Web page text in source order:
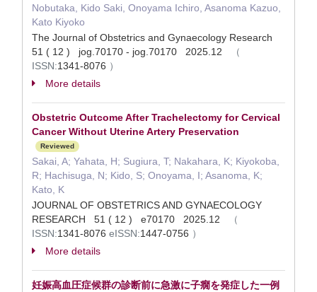
Nobutaka, Kido Saki, Onoyama Ichiro, Asanoma Kazuo,
Kato Kiyoko
The Journal of Obstetrics and Gynaecology Research
51 ( 12 ) jog.70170 - jog.70170 2025.12
（
ISSN:1341-8076 ）
More details
Obstetric Outcome After Trachelectomy for Cervical
Cancer Without Uterine Artery Preservation
Reviewed
Sakai, A; Yahata, H; Sugiura, T; Nakahara, K; Kiyokoba,
R; Hachisuga, N; Kido, S; Onoyama, I; Asanoma, K;
Kato, K
JOURNAL OF OBSTETRICS AND GYNAECOLOGY
RESEARCH 51 ( 12 ) e70170 2025.12
（
ISSN:1341-8076 eISSN:1447-0756 ）
More details
妊娠高血圧症候群の診断前に急激に子癇を発症した一例